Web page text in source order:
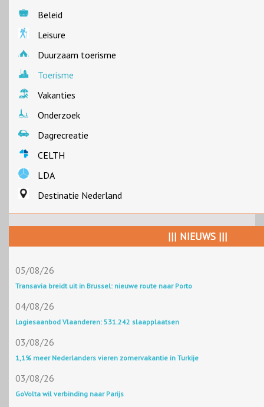
Beleid
Leisure
Duurzaam toerisme
Toerisme
Vakanties
Onderzoek
Dagrecreatie
CELTH
LDA
Destinatie Nederland
||| NIEUWS |||
05/08/26
Transavia breidt uit in Brussel: nieuwe route naar Porto
04/08/26
Logiesaanbod Vlaanderen: 531.242 slaapplaatsen
03/08/26
1,1% meer Nederlanders vieren zomervakantie in Turkije
03/08/26
GoVolta wil verbinding naar Parijs